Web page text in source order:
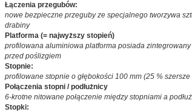
Łączenia przegubów:
nowe bezpieczne przeguby ze specjalnego tworzywa
drabiny
Platforma (= najwyższy stopień)
profilowana aluminiowa platforma posiada
przed poślizgiem
Stopnie:
profilowane stopnie o głębokości 100 mm (25 %
Połączenia stopni / podłużnicy
6-krotne nitowane połączenie między stopniami a
Stopki: